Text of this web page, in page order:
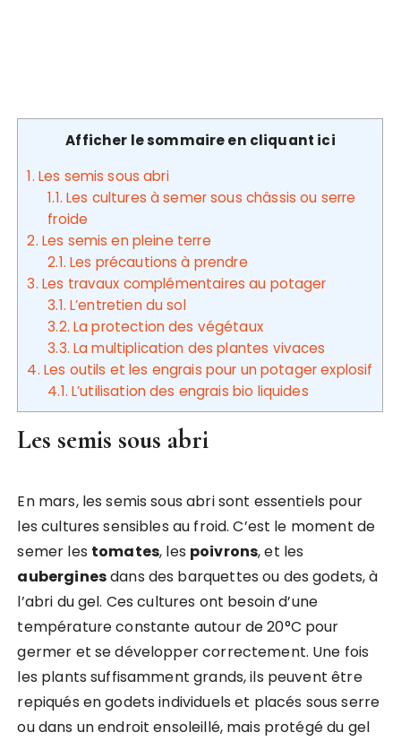
Afficher le sommaire en cliquant ici
1. Les semis sous abri
1.1. Les cultures à semer sous châssis ou serre
froide
2. Les semis en pleine terre
2.1. Les précautions à prendre
3. Les travaux complémentaires au potager
3.1. L’entretien du sol
3.2. La protection des végétaux
3.3. La multiplication des plantes vivaces
4. Les outils et les engrais pour un potager explosif
4.1. L’utilisation des engrais bio liquides
Les semis sous abri
En mars, les semis sous abri sont essentiels pour
les cultures sensibles au froid. C’est le moment de
semer les tomates, les poivrons, et les
auberginesdans des barquettes ou des godets, à
l’abri du gel. Ces cultures ont besoin d’une
température constante autour de 20°C pour
germer et se développer correctement. Une fois
les plants suffisamment grands, ils peuvent être
repiqués en godets individuels et placés sous serre
ou dans un endroit ensoleillé, mais protégé du gel